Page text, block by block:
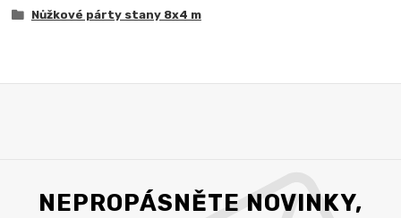
Nůžkové párty stany 8x4 m
NEPROPÁSNĚTE NOVINKY,